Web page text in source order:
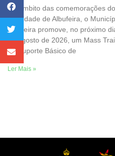
No âmbito das comemorações
da Cidade de Albufeira, o
Albufeira promove, no próximo
de agosto de 2026, um Mass
de Suporte Básico de
Ler Mais »